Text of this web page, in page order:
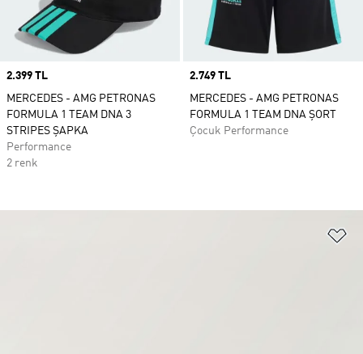
Price
2.399 TL
MERCEDES - AMG PETRONAS
FORMULA 1 TEAM DNA 3
STRIPES ŞAPKA
Performance
2 renk
Price
2.749 TL
MERCEDES - AMG PETRONAS
FORMULA 1 TEAM DNA ŞORT
Çocuk Performance